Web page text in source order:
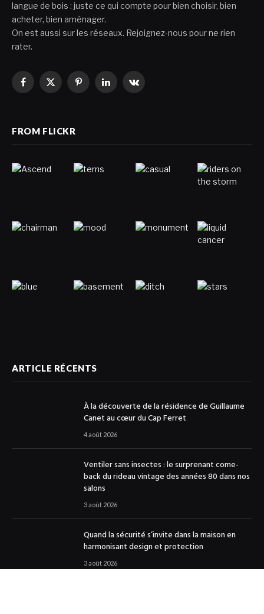
langue de bois : juste ce qui compte pour bien choisir, bien
acheter, bien aménager.
On est aussi sur les réseaux. Rejoignez-nous pour ne rien
rater.
Facebook
X
PinterestLinkedInVKontakte
FROM FLICKR
ARTICLE RÉCENTS
À la découverte de la résidence de Guillaume
Canet au cœur du Cap Ferret
4 août 2026
Ventiler sans insectes : le surprenant come-
back du rideau vintage des années 80 dans nos
salons
3 août 2026
Quand la sécurité s’invite dans la maison en
harmonisant design et protection
3 août 2026